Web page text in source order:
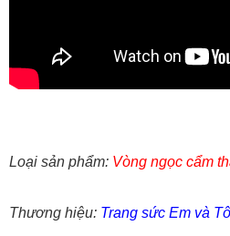
Loại sản phẩm: Vòng ngọc cẩm
Thương hiệu: Trang sức Em và